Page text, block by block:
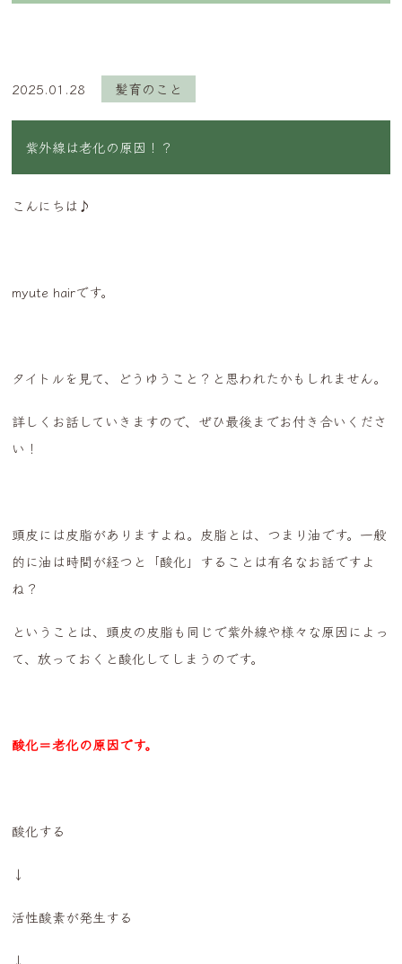
2025.01.28
紫外線は老化の原因！？
髪育のこと
こんにちは♪
myute hairです。
タイトルを見て、どうゆうこと？と思われたかもしれません。
詳しくお話していきますので、ぜひ最後までお付き合いくださ
い！
頭皮には皮脂がありますよね。皮脂とは、つまり油です。一般
的に油は時間が経つと「酸化」することは有名なお話ですよ
ね？
ということは、頭皮の皮脂も同じで紫外線や様々な原因によっ
て、放っておくと酸化してしまうのです。
酸化＝老化の原因です。
酸化する
↓
活性酸素が発生する
↓